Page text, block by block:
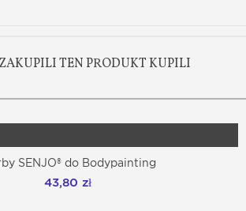
TEN PRODUKT KUPILI
SENJO® do Bodypainting
43,80 zł